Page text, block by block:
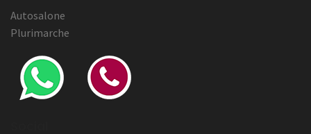
Autosalone
Plurimarche